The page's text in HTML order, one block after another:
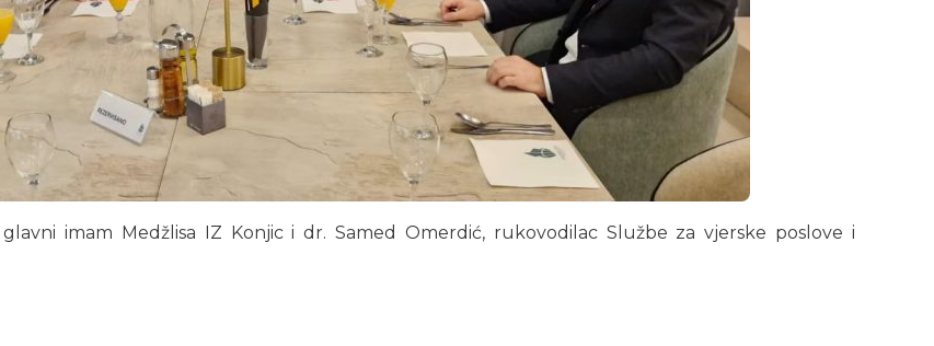
imam Medžlisa IZ Konjic i dr. Samed Omerdić, rukovodilac Službe za vjerske poslove i